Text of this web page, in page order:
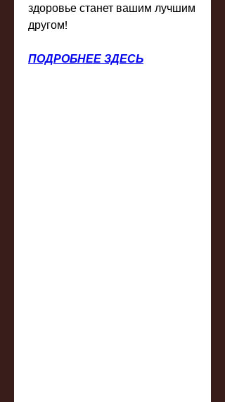
здоровье станет вашим лучшим
другом!
ПОДРОБНЕЕ ЗДЕСЬ